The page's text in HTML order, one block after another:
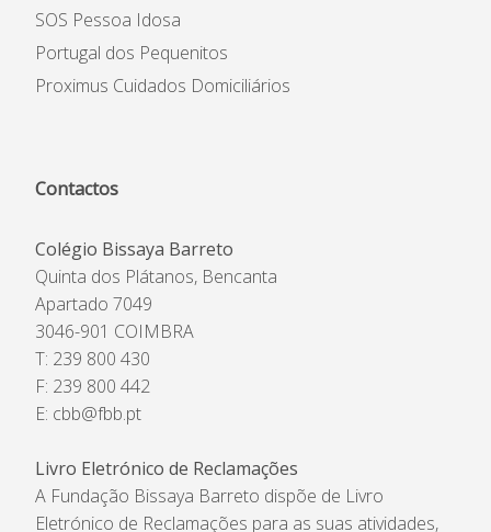
SOS Pessoa Idosa
Portugal dos Pequenitos
Proximus Cuidados Domiciliários
Contactos
Colégio Bissaya Barreto
Quinta dos Plátanos, Bencanta
Apartado 7049
3046-901 COIMBRA
T: 239 800 430
F: 239 800 442
E: cbb@fbb.pt
Livro Eletrónico de Reclamações
A Fundação Bissaya Barreto dispõe de Livro
Eletrónico de Reclamações para as suas atividades,